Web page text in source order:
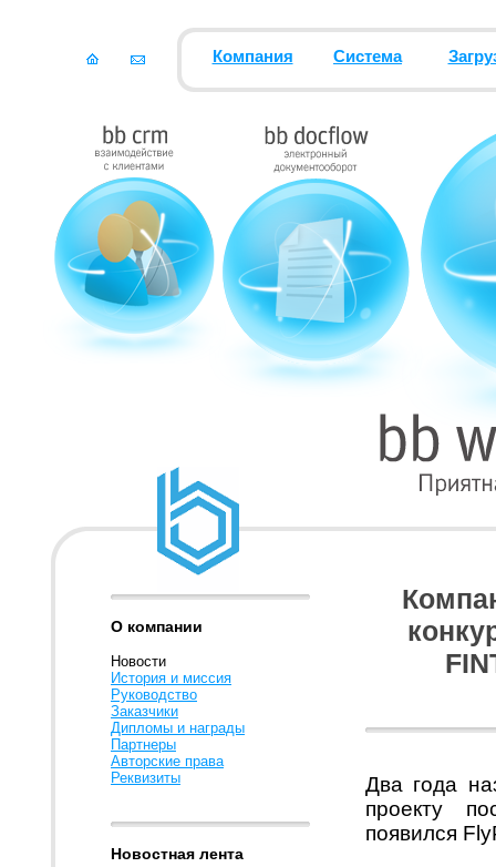
Компания Система
О компании
Новости
История и миссия
Руководство
Заказчики
Дипломы и награды
Партнеры
Авторские права
Реквизиты
Новостная лента
Два года
проекту
появился